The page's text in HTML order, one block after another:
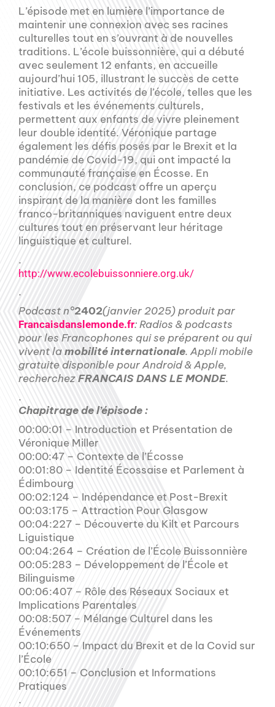
L’épisode met en lumière l’importance de
maintenir une connexion avec ses racines
culturelles tout en s’ouvrant à de nouvelles
traditions. L’école buissonnière, qui a débuté
avec seulement 12 enfants, en accueille
aujourd’hui 105, illustrant le succès de cette
initiative. Les activités de l’école, telles que les
festivals et les événements culturels,
permettent aux enfants de vivre pleinement
leur double identité. Véronique partage
également les défis posés par le Brexit et la
pandémie de Covid-19, qui ont impacté la
communauté française en Écosse. En
conclusion, ce podcast offre un aperçu
inspirant de la manière dont les familles
franco-britanniques naviguent entre deux
cultures tout en préservant leur héritage
linguistique et culturel.
.
http://www.ecolebuissonniere.org.uk/
.
Podcast n°2402(janvier 2025) produit par
Francaisdanslemonde.fr: Radios & podcasts
pour les Francophones qui se préparent ou qui
vivent lamobilité internationale. Appli mobile
gratuite disponible pour Android & Apple,
recherchezFRANCAIS DANS LE MONDE.
.
Chapitrage de l’épisode :
00:00:01 – Introduction et Présentation de
Véronique Miller
00:00:47 – Contexte de l’Écosse
00:01:80 – Identité Écossaise et Parlement à
Édimbourg
00:02:124 – Indépendance et Post-Brexit
00:03:175 – Attraction Pour Glasgow
00:04:227 – Découverte du Kilt et Parcours
Liguistique
00:04:264 – Création de l’École Buissonnière
00:05:283 – Développement de l’École et
Bilinguisme
00:06:407 – Rôle des Réseaux Sociaux et
Implications Parentales
00:08:507 – Mélange Culturel dans les
Événements
00:10:650 – Impact du Brexit et de la Covid sur
l’École
00:10:651 – Conclusion et Informations
Pratiques
.